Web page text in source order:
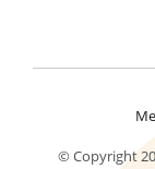
© Copyright